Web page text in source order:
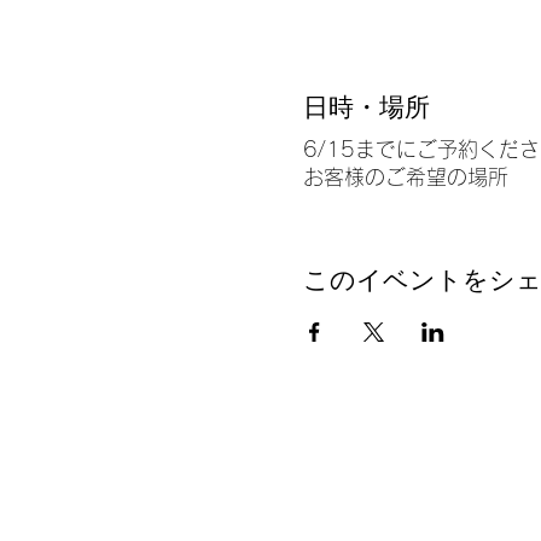
日時・場所
6/15までにご予約くだ
お客様のご希望の場所
このイベントをシ